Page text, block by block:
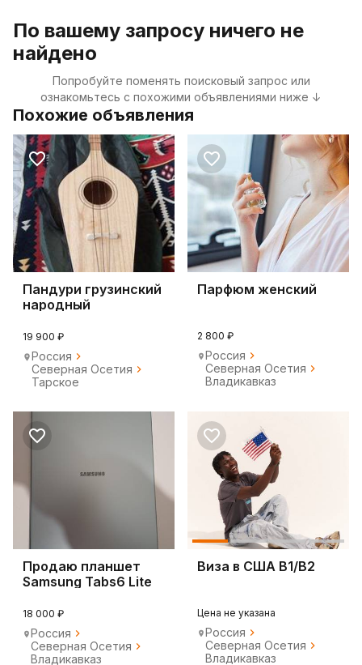
По вашему запросу ничего не
найдено
Попробуйте поменять поисковый запрос или
ознакомьтесь с похожими объявлениями ниже ↓
Похожие объявления
Пандури грузинский
народный
19 900 ₽
Россия
Северная Осетия
Тарское
Парфюм женский
2 800 ₽
Россия
Северная Осетия
Владикавказ
Продаю планшет
Samsung Tabs6 Lite
18 000 ₽
Россия
Северная Осетия
Владикавказ
Виза в США B1/B2
Цена не указана
Россия
Северная Осетия
Владикавказ